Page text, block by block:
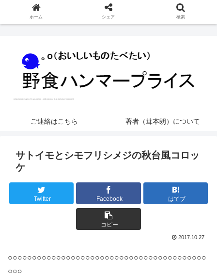
ご連絡はこちら 著者（茸本朗）について
サトイモとシモフリシメジの秋台風コロッ
ケ
Twitter Facebook はてブ
コピー
2017.10.27
○○○○○○○○○○○○○○○○○○○○○○○○○○○○○○○○○○○○○○○○○
○○○
ホーム シェア 検索